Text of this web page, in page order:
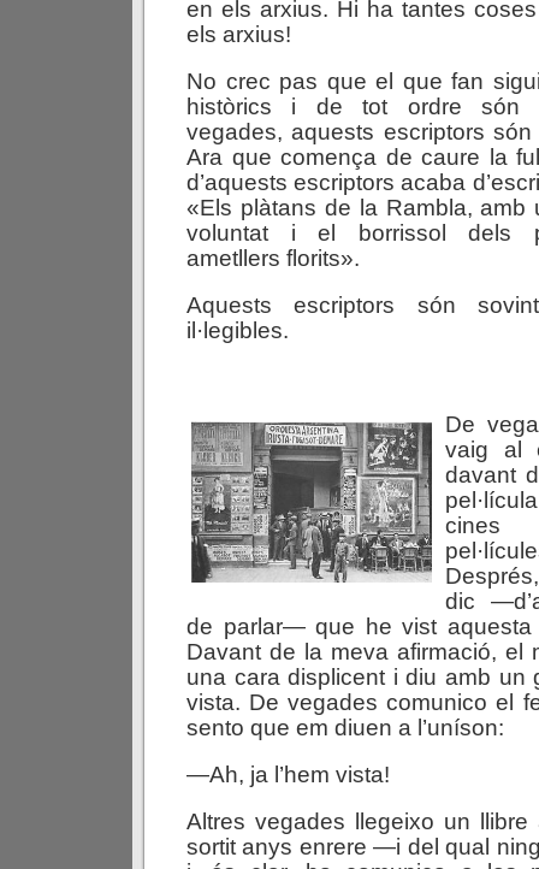
en els arxius. Hi ha tantes
els arxius!
No crec pas que el que fan
històrics i de tot ordre són
vegades, aquests escriptors
Ara que comença de caure la
d’aquests escriptors acaba
«Els plàtans de la Rambla, amb
voluntat i el borrissol dels
ametllers florits».
Aquests escriptors són
il·legibles.
De
vaig al
davant
dic
de parlar— que he vist aquesta
Davant de la meva afirmació, el
una cara displicent i diu amb un
vista. De vegades comunico el
sento que em diuen a l’uníson:
—Ah, ja l’hem vista!
Altres vegades llegeixo un
sortit anys enrere —i del qual